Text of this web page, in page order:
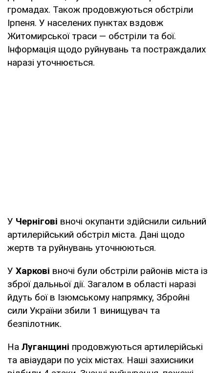
громадах. Також продовжуються обстріли
Ірпеня. У населених пунктах вздовж
Житомирської траси — обстріли та бої.
Інформація щодо руйнувань та постраждалих
наразі уточнюється.
У Чернігові вночі окупанти здійснили сильний
артилерійський обстріл міста. Дані щодо
жертв та руйнувань уточнюються.
У Харкові вночі були обстріли районів міста із
зброї дальньої дії. Загалом в області наразі
йдуть бої в Ізюмському напрямку, Збройні
сили України збили 1 винищувач та
безпілотник.
На Луганщині продовжуються артилерійські
та авіаудари по усіх містах. Наші захисники